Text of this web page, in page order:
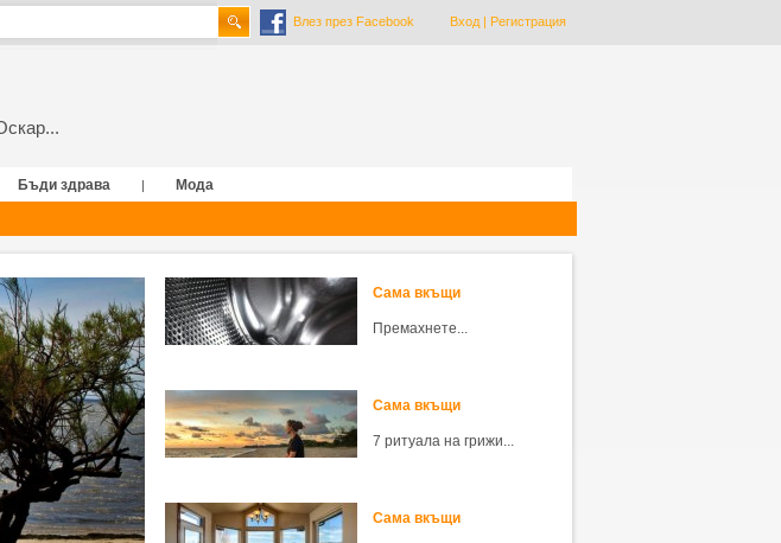
Влез през Facebook Вход| Регистрация
Бъди здрава |
Мода
Сама вкъщи
Премахнете...
Сама вкъщи
7 ритуала на грижи...
Сама вкъщи